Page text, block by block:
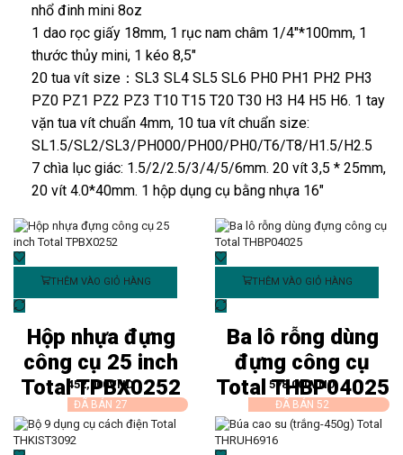
nhổ đinh mini 8oz
1 dao rọc giấy 18mm, 1 rục nam châm 1/4″*100mm, 1
thước thủy mini, 1 kéo 8,5″
20 tua vít size：SL3 SL4 SL5 SL6 PH0 PH1 PH2 PH3
PZ0 PZ1 PZ2 PZ3 T10 T15 T20 T30 H3 H4 H5 H6. 1 tay
vặn tua vít chuẩn 4mm, 10 tua vít chuẩn size:
SL1.5/SL2/SL3/PH000/PH00/PH0/T6/T8/H1.5/H2.5
7 chìa lục giác: 1.5/2/2.5/3/4/5/6mm. 20 vít 3,5 * 25mm,
20 vít 4.0*40mm. 1 hộp dụng cụ bằng nhựa 16″
THÊM VÀO GIỎ HÀNG
Hộp nhựa đựng
công cụ 25 inch
Total TPBX0252
452,000VND
ĐÃ BÁN 27
THÊM VÀO GIỎ HÀNG
Ba lô rỗng dùng
đựng công cụ
Total THBP04025
578,000VND
ĐÃ BÁN 52